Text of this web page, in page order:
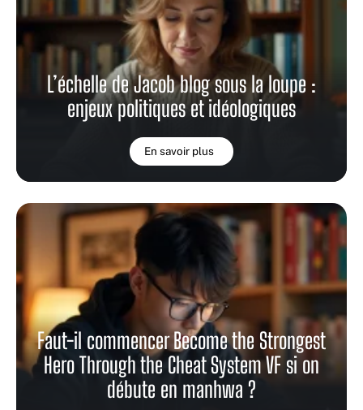
L’échelle de Jacob blog sous la loupe :
enjeux politiques et idéologiques
En savoir plus
Faut-il commencer Become the Strongest
Hero Through the Cheat System VF si on
débute en manhwa ?